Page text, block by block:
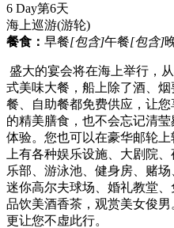
6 Day第6天
海上巡游(游轮)
餐食： 早餐[包含]午餐[包含]
盛大的宴会将在海上举行，
式美味大餐，船上除了酒、
餐、自助餐都免费供应，让
的精美膳食，也不会忘记清
体验。您也可以在豪华邮轮
上有各种娱乐设施、大剧院
乐部、游泳池、健身房、赌
迷你高尔夫球场、婚礼教堂
品饮美酒香茶，观赏美女俊
更让您不虚此行。